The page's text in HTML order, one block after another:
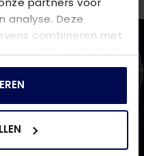
analyse. Deze
combineren met
ze heeft verstrekt of
basis van uw gebruik